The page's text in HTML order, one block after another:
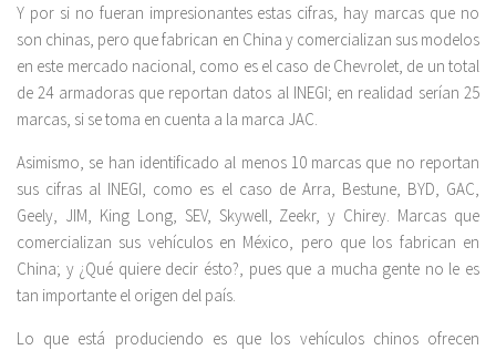
Y por si no fueran impresionantes estas cifras, hay marcas que no
son chinas, pero que fabrican en China y comercializan sus modelos
en este mercado nacional, como es el caso de Chevrolet, de un total
de 24 armadoras que reportan datos al INEGI; en realidad serían 25
marcas, si se toma en cuenta a la marca JAC.
Asimismo, se han identificado al menos 10 marcas que no reportan
sus cifras al INEGI, como es el caso de Arra, Bestune, BYD, GAC,
Geely, JIM, King Long, SEV, Skywell, Zeekr, y Chirey. Marcas que
comercializan sus vehículos en México, pero que los fabrican en
China; y ¿Qué quiere decir ésto?, pues que a mucha gente no le es
tan importante el origen del país.
Lo que está produciendo es que los vehículos chinos ofrecen